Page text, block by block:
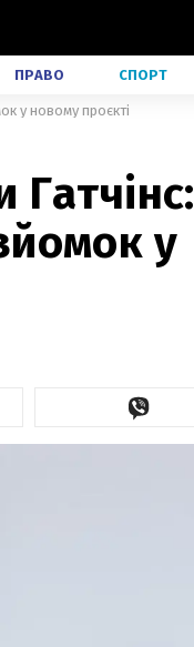
ПРАВО СПОРТ
у новому проєкті
Гатчінс:
у